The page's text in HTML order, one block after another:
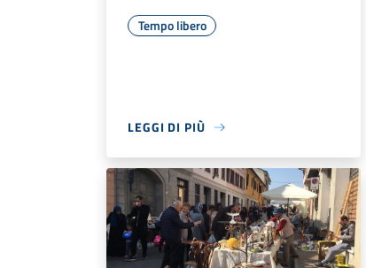
Tempo libero
LEGGI DI PIÙ